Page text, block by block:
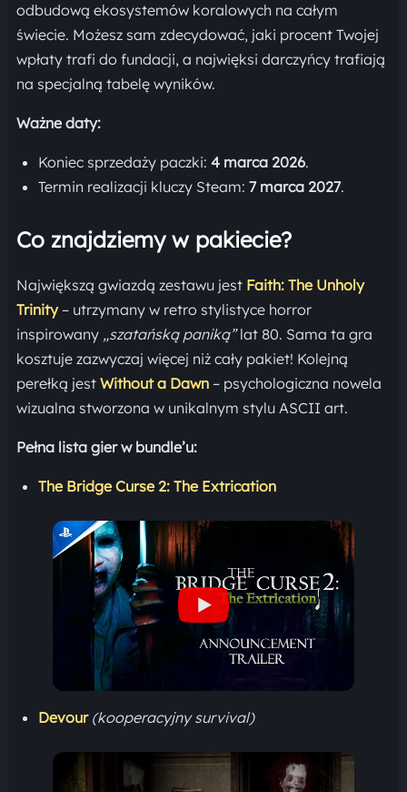
odbudową ekosystemów koralowych na całym
świecie. Możesz sam zdecydować, jaki procent Twojej
wpłaty trafi do fundacji, a najwięksi darczyńcy trafiają
na specjalną tabelę wyników.
Ważne daty:
Koniec sprzedaży paczki: 4 marca 2026.
Termin realizacji kluczy Steam: 7 marca 2027.
Co znajdziemy w pakiecie?
Największą gwiazdą zestawu jest Faith: The Unholy
Trinity– utrzymany w retro stylistyce horror
inspirowany „szatańską paniką”lat 80. Sama ta gra
kosztuje zazwyczaj więcej niż cały pakiet! Kolejną
perełką jest Without a Dawn– psychologiczna nowela
wizualna stworzona w unikalnym stylu ASCII art.
Pełna lista gier w bundle’u:
The Bridge Curse 2: The Extrication
Devour (kooperacyjny survival)